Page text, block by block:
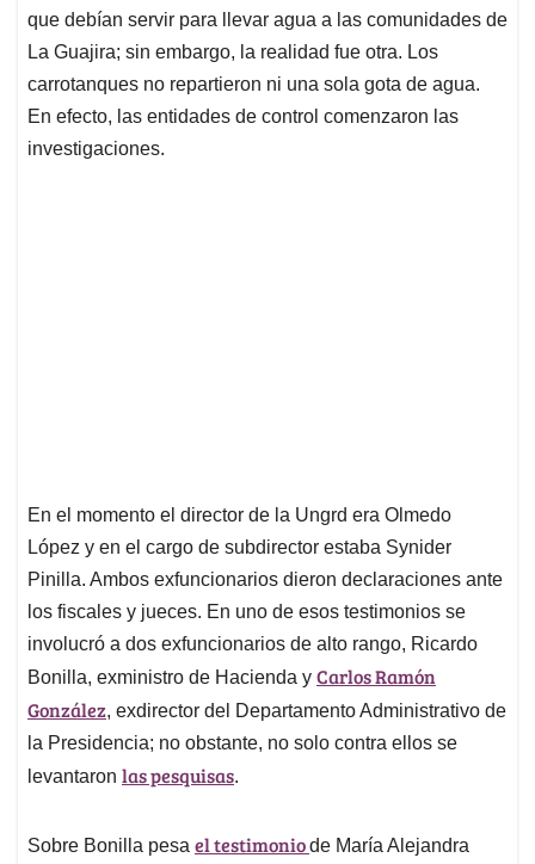
que debían servir para llevar agua a las comunidades de
La Guajira; sin embargo, la realidad fue otra. Los
carrotanques no repartieron ni una sola gota de agua.
En efecto, las entidades de control comenzaron las
investigaciones.
En el momento el director de la Ungrd era Olmedo
López y en el cargo de subdirector estaba Synider
Pinilla. Ambos exfuncionarios dieron declaraciones ante
los fiscales y jueces. En uno de esos testimonios se
involucró a dos exfuncionarios de alto rango, Ricardo
Bonilla, exministro de Hacienda y Carlos Ramón
González, exdirector del Departamento Administrativo de
la Presidencia; no obstante, no solo contra ellos se
levantaron las pesquisas.
Sobre Bonilla pesa el testimoniode María Alejandra